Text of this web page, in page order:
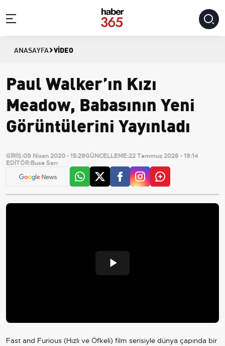
ANASAYFA VIDEO
Paul Walker’ın Kızı
Meadow, Babasının Yeni
Görüntülerini Yayınladı
GİRİŞ:09 Nisan 2020 - 15:29GÜNCELLEME:22 Temmuz 2026 - 19:14
EDİTÖR:Buse Sarı
Play
Fast and Furious (Hızlı ve Öfkeli) film serisiyle dünya çapında bir